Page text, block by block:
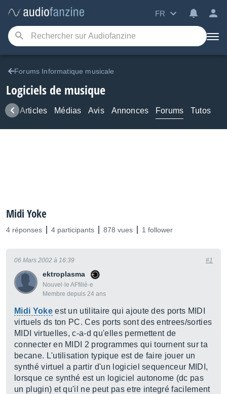
FR
Forums Informatique musicale
Logiciels de musique
Articles Médias Avis Annonces Forums Tutos
Midi Yoke
4 réponses 4 participants 878 vues 1 follower
ektroplasma
Nouvel·le AFfilié·e
Membre depuis 24 ans
06 Mars 2002 à 16:39 #1
Midi Yokeest un utilitaire qui ajoute des ports MIDI
virtuels ds ton PC. Ces ports sont des entrees/sorties
MIDI virtuelles, c-a-d qu'elles permettent de
connecter en MIDI 2 programmes qui tournent sur ta
becane. L'utilisation typique est de faire jouer un
synthé virtuel a partir d'un logiciel sequenceur MIDI,
lorsque ce synthé est un logiciel autonome (dc pas
un plugin) et qu'il ne peut pas etre integré facilement